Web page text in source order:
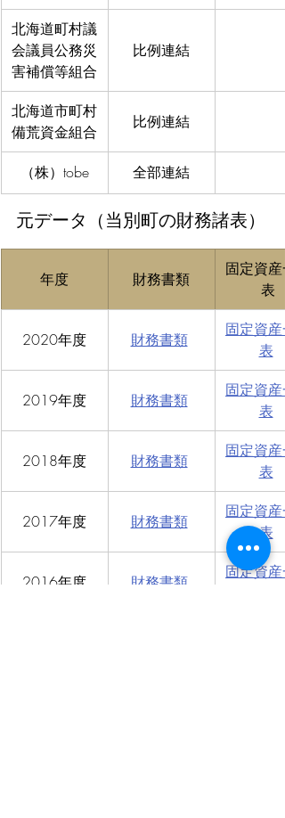
北海道町村議
会議員公務災
害補償等組合
比例連結
北海道市町村
備荒資金組合
比例連結
（株）tobe 全部連結
元データ（当別町の財務諸表）
年度 財務書類
固定資産
表
2020年度 財務書類
固定資産
表
2019年度 財務書類
固定資産
表
2018年度 財務書類
固定資産
表
2017年度 財務書類
固定資産
表
2016年度 財務書類
固定資産